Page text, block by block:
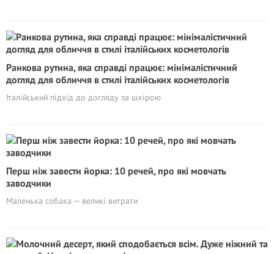
Ранкова рутина, яка справді працює: мінімалістичний
догляд для обличчя в стилі італійських косметологів
Італійський підхід до догляду за шкірою
Перш ніж завести йорка: 10 речей, про які мовчать
заводчики
Маленька собака — великі витрати